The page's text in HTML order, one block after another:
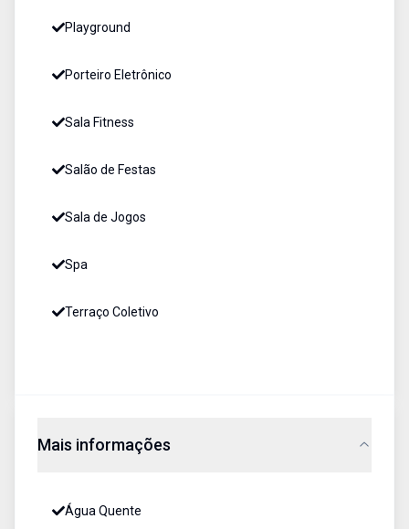
Playground
Porteiro Eletrônico
Sala Fitness
Salão de Festas
Sala de Jogos
Spa
Terraço Coletivo
Mais informações
Água Quente